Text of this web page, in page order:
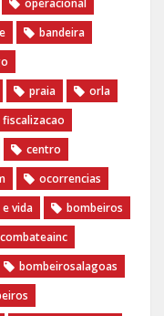
operacional
bandeira
praia
orla
fiscalizacao
centro
ocorrencias
vida
bombeiros
combateainc
bombeirosalagoas